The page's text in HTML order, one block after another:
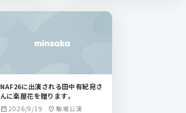
NAF26に出演される田中有紀宛さ
んに楽屋花を贈ります。
calendar_month 2026/9/19 location_on 駒場公演